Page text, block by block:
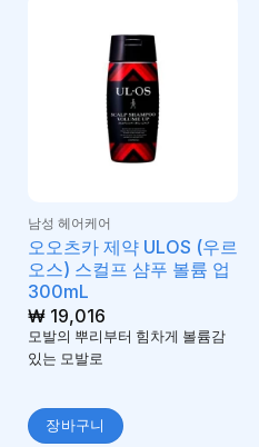
남성 헤어케어
오오츠카 제약 ULOS (우르
오스) 스컬프 샴푸 볼륨 업
300mL
₩19,016
모발의 뿌리부터 힘차게 볼륨감
있는 모발로
장바구니